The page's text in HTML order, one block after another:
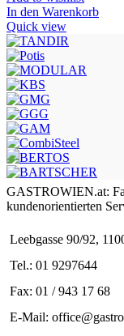
In den Warenkorb
Quick view
GASTROWIEN.at:
kundenorientierten
Leebgasse 90/92,
Tel.: 01 9297644
Fax: 01 / 943 17 68
E-Mail: